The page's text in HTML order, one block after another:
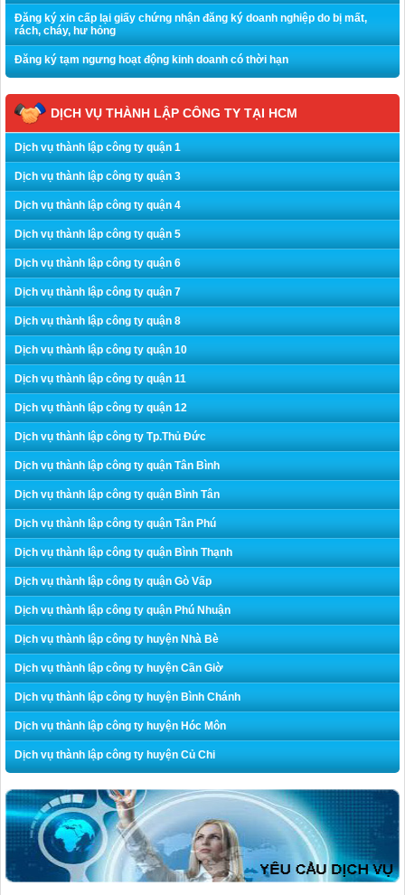
Đăng ký xin cấp lại giấy chứng nhận đăng ký doanh nghiệp do bị mất,
rách, cháy, hư hỏng
Đăng ký tạm ngưng hoạt động kinh doanh có thời hạn
DỊCH VỤ THÀNH LẬP CÔNG TY TẠI HCM
Dịch vụ thành lập công ty quận 1
Dịch vụ thành lập công ty quận 3
Dịch vụ thành lập công ty quận 4
Dịch vụ thành lập công ty quận 5
Dịch vụ thành lập công ty quận 6
Dịch vụ thành lập công ty quận 7
Dịch vụ thành lập công ty quận 8
Dịch vụ thành lập công ty quận 10
Dịch vụ thành lập công ty quận 11
Dịch vụ thành lập công ty quận 12
Dịch vụ thành lập công ty Tp.Thủ Đức
Dịch vụ thành lập công ty quận Tân Bình
Dịch vụ thành lập công ty quận Bình Tân
Dịch vụ thành lập công ty quận Tân Phú
Dịch vụ thành lập công ty quận Bình Thạnh
Dịch vụ thành lập công ty quận Gò Vấp
Dịch vụ thành lập công ty quận Phú Nhuận
Dịch vụ thành lập công ty huyện Nhà Bè
Dịch vụ thành lập công ty huyện Cần Giờ
Dịch vụ thành lập công ty huyện Bình Chánh
Dịch vụ thành lập công ty huyện Hóc Môn
Dịch vụ thành lập công ty huyện Củ Chi